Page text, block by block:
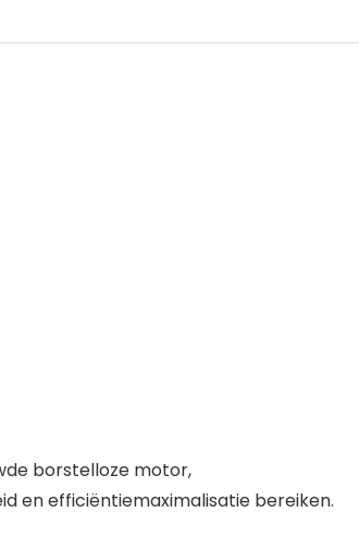
borstelloze motor,
en efficiëntiemaximalisatie bereiken.